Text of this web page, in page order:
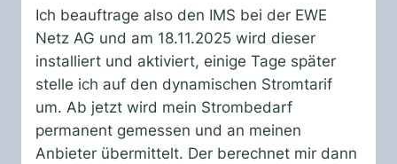
Ich beauftrage also den IMS bei der EWE
Netz AG und am 18.11.2025 wird dieser
installiert und aktiviert, einige Tage später
stelle ich auf den dynamischen Stromtarif
um. Ab jetzt wird mein Strombedarf
permanent gemessen und an meinen
Anbieter übermittelt. Der berechnet mir dann